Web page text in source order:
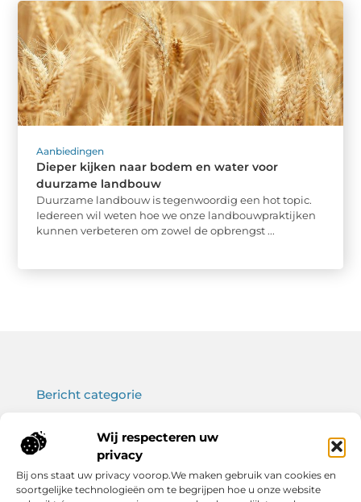
Wij respecteren uw
privacy
Bij ons staat uw privacy voorop.We maken gebruik van cookies en
soortgelijke technologieën om te begrijpen hoe u onze website
Aanbiedingen
Dieper kijken naar bodem en water voor
duurzame landbouw
Duurzame landbouw is tegenwoordig een hot topic.
Iedereen wil weten hoe we onze landbouwpraktijken
kunnen verbeteren om zowel de opbrengst ...
Onze informatie
Bericht categorie